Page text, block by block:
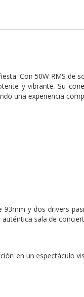
Con 50W RMS de
y vibrante. Su
una experiencia
y dos drivers
sala de
en un espectáculo